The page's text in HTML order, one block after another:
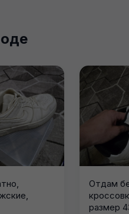
Отдам
размер